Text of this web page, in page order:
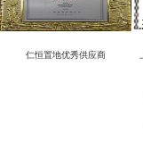
仁恒置地优秀供应商